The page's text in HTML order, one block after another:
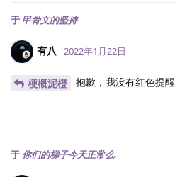
于 甲骨文的坚持
有八 2022年1月22日
梗概泥橙 抱歉，我没有红色提醒
于 你们的梯子今天正常么.